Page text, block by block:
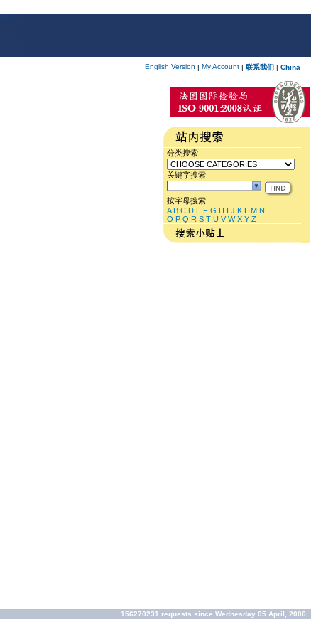
English Version | My Account | 联系我们 | China
分类搜索
关键字搜索
按字母搜索
A B C D E F G H I J K L M N
O P Q R S T U V W X Y Z
156270231 requests since Wednesday 05 April, 2006